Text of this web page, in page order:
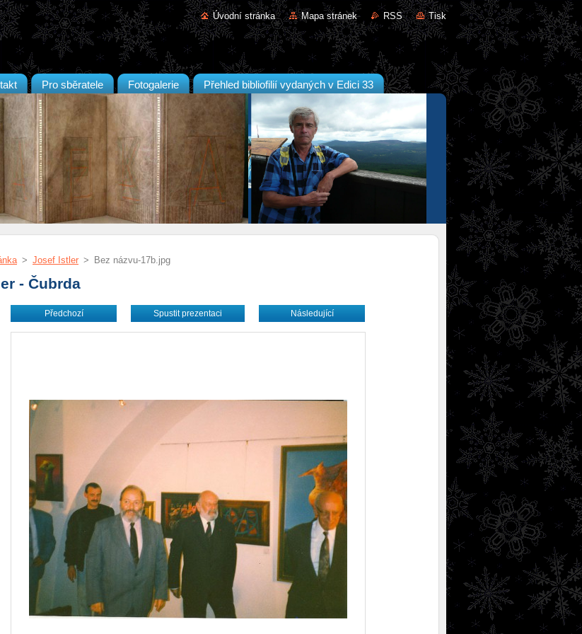
Úvodní stránka Mapa stránek RSS Tisk
Pro sběratele Fotogalerie Přehled bibliofilií vydaných v Edici 33
> Josef Istler > Bez názvu-17b.jpg
- Čubrda
Předchozí Spustit prezentaci Následující